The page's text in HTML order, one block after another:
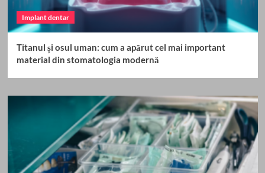
Implant dentar
Titanul și osul uman: cum a apărut cel mai important
material din stomatologia modernă